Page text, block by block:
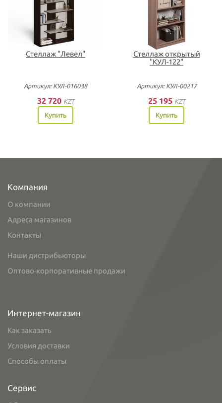
Стеллаж "Левел"
Артикул: КУЛ-016038
32 720 KZT
Купить
Стеллаж открытый
"КУЛ-122"
Артикул: КУЛ-00217
25 195 KZT
Купить
Компания
О компании
Адреса магазинов
Контакты
Наши дистрибьюторы
Оптово-корпоративные продажи
Интернет-магазин
Как заказать
Условия доставки
Способы оплаты
Сервис